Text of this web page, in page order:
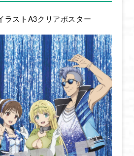
HOME
NEWS
& STREAMING
& CAST
STORY
ラストA3クリアポスター